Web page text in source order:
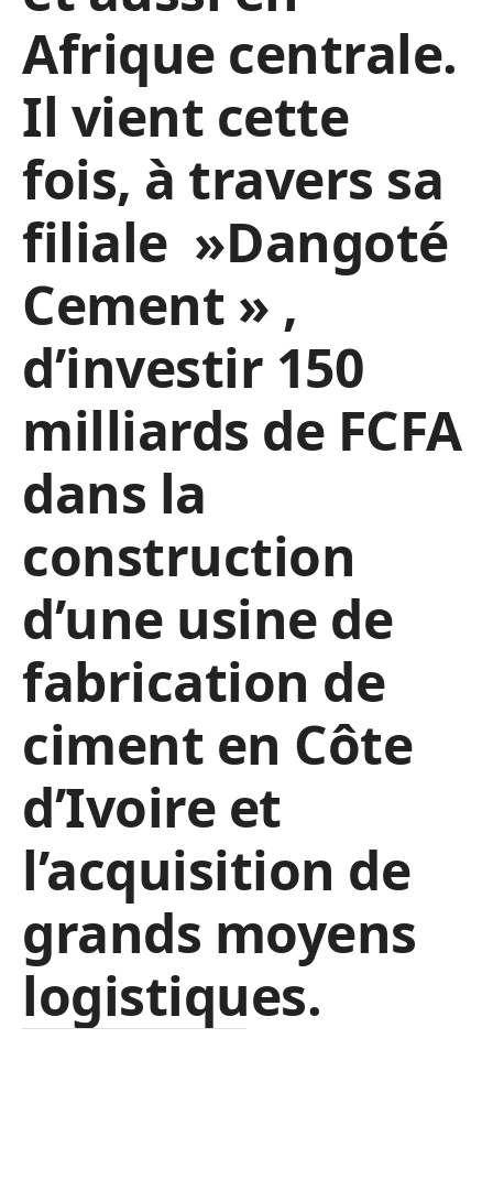
Afrique centrale.
Il vient cette
fois, à travers sa
filiale »Dangoté
Cement » ,
d’investir 150
milliards de FCFA
dans la
construction
d’une usine de
fabrication de
ciment en Côte
d’Ivoire et
l’acquisition de
grands moyens
logistiques.